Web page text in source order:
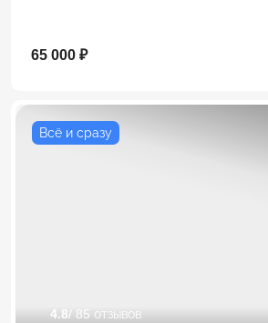
65 000 ₽
Всё и сразу
4.8/ 85 отзывов